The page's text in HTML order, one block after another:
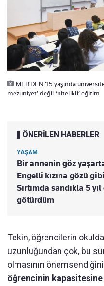
MEB'DEN '15 yaşında
mezuniyet’ değil ‘nitelikli’ eğitim
ÖNERİLEN HABERLER
YAŞAM
Bir annenin göz
Engelli kızına gözü
Sırtımda sandıkla 5
götürdüm
Tekin, öğrencilerin
uzunluğundan çok, bu
olmasının önemsendiğini
öğrencinin